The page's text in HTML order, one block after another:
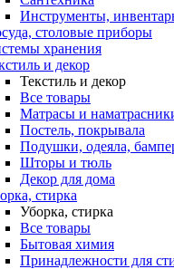
Инструменты,
столовые приборы
хранения
и декор
Текстиль и декор
Все товары
Матрасы и
Постель, покрывала
Подушки, одеяла,
Шторы и тюль
Декор для дома
стирка
Уборка, стирка
Все товары
Бытовая химия
Принадлежности для